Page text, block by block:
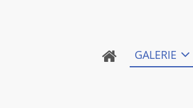
GALERIE